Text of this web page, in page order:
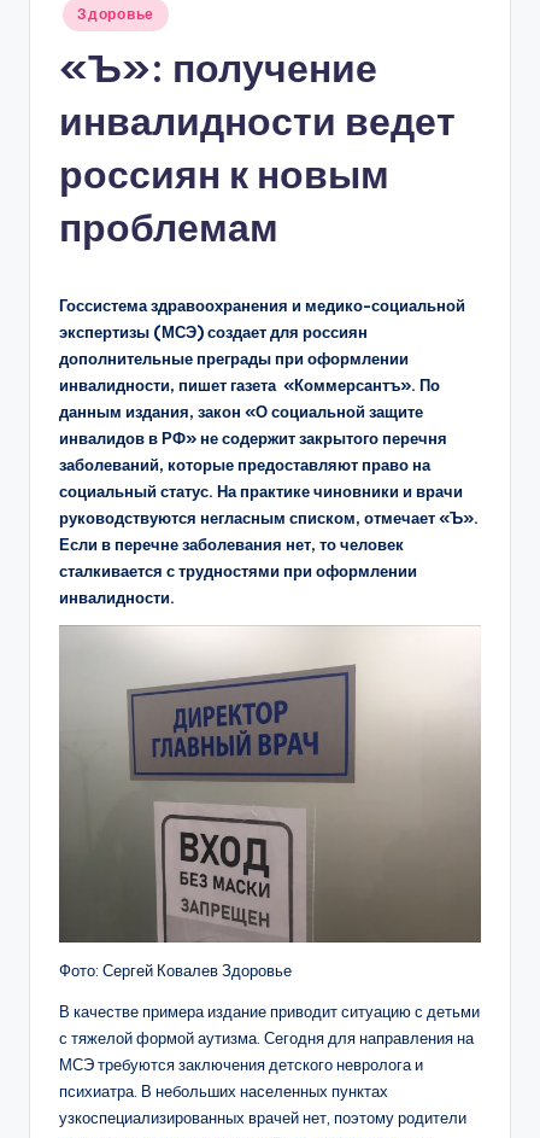
Опубликовано
в
Здоровье
«Ъ»: получение
инвалидности ведет
россиян к новым
проблемам
Госсистема здравоохранения и медико-социальной
экспертизы (МСЭ) создает для россиян
дополнительные преграды при оформлении
инвалидности, пишет газета «Коммерсантъ». По
данным издания, закон «О социальной защите
инвалидов в РФ» не содержит закрытого перечня
заболеваний, которые предоставляют право на
социальный статус. На практике чиновники и врачи
руководствуются негласным списком, отмечает «Ъ».
Если в перечне заболевания нет, то человек
сталкивается с трудностями при оформлении
инвалидности.
Фото: Сергей Ковалев Здоровье
В качестве примера издание приводит ситуацию с детьми
с тяжелой формой аутизма. Сегодня для направления на
МСЭ требуются заключения детского невролога и
психиатра. В небольших населенных пунктах
узкоспециализированных врачей нет, поэтому родители